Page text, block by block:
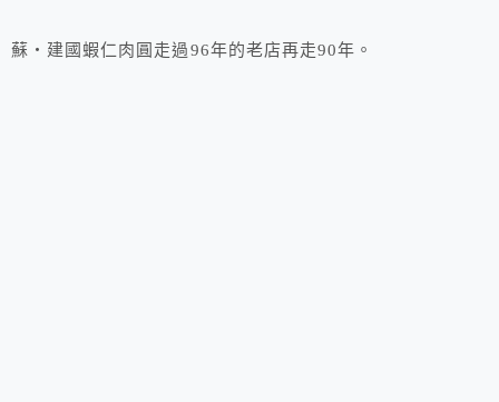
蘇‧建國蝦仁肉圓走過96年的老店再走90年。